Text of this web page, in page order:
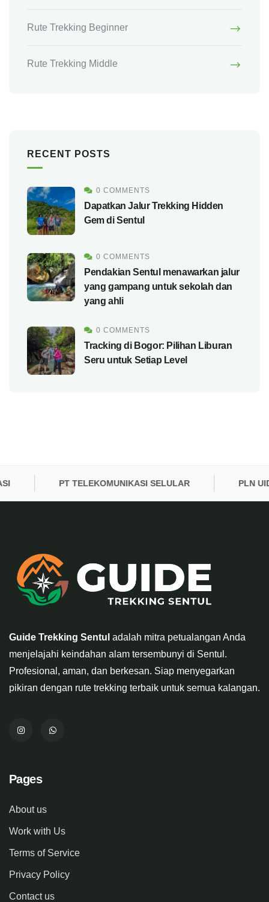
Rute Trekking Beginner
Rute Trekking Middle
RECENT POSTS
0 COMMENTS
Dapatkan Jalur Trekking Hidden
Gem di Sentul
0 COMMENTS
Pendakian Sentul menawarkan jalur
yang gampang untuk sekolah dan
yang ahli
0 COMMENTS
Tracking di Bogor: Pilihan Liburan
Seru untuk Setiap Level
PT TELEKOMUNIKASI SELULAR PLN UID
Guide Trekking Sentul adalah mitra petualangan Anda
menjelajahi keindahan alam tersembunyi di Sentul.
Profesional, aman, dan berkesan. Siap menyegarkan
pikiran dengan rute trekking terbaik untuk semua kalangan.
Pages
About us
Work with Us
Terms of Service
Privacy Policy
Contact us